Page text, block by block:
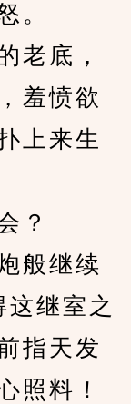
。
底，
羞愤欲
上来生
？
般继续
继室之
指天发
照料！